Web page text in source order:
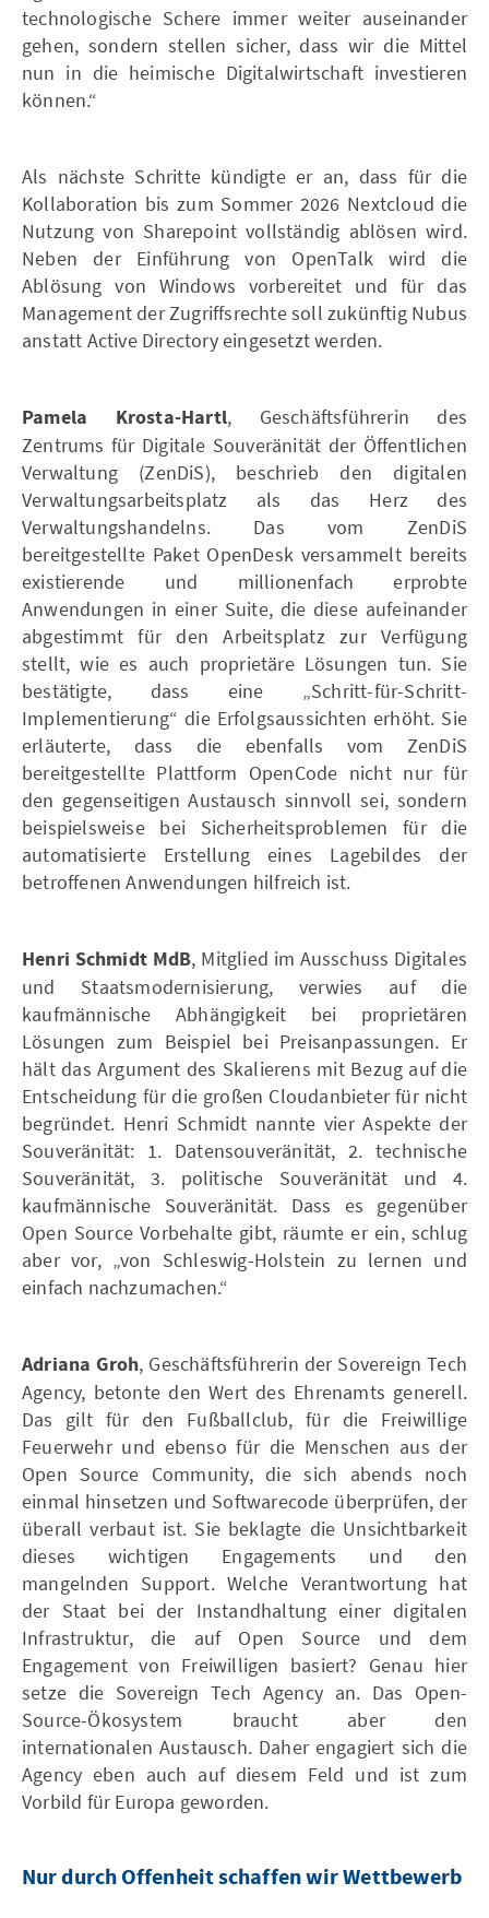
technologische Schere immer weiter auseinander
gehen, sondern stellen sicher, dass wir die Mittel
nun in die heimische Digitalwirtschaft investieren
können.“
Als nächste Schritte kündigte er an, dass für die
Kollaboration bis zum Sommer 2026 Nextcloud die
Nutzung von Sharepoint vollständig ablösen wird.
Neben der Einführung von OpenTalk wird die
Ablösung von Windows vorbereitet und für das
Management der Zugriffsrechte soll zukünftig Nubus
anstatt Active Directory eingesetzt werden.
Pamela Krosta-Hartl, Geschäftsführerin des
Zentrums für Digitale Souveränität der Öffentlichen
Verwaltung (ZenDiS), beschrieb den digitalen
Verwaltungsarbeitsplatz als das Herz des
Verwaltungshandelns. Das vom ZenDiS
bereitgestellte Paket OpenDesk versammelt bereits
existierende und millionenfach erprobte
Anwendungen in einer Suite, die diese aufeinander
abgestimmt für den Arbeitsplatz zur Verfügung
stellt, wie es auch proprietäre Lösungen tun. Sie
bestätigte, dass eine „Schritt-für-Schritt-
Implementierung“ die Erfolgsaussichten erhöht. Sie
erläuterte, dass die ebenfalls vom ZenDiS
bereitgestellte Plattform OpenCode nicht nur für
den gegenseitigen Austausch sinnvoll sei, sondern
beispielsweise bei Sicherheitsproblemen für die
automatisierte Erstellung eines Lagebildes der
betroffenen Anwendungen hilfreich ist.
Henri Schmidt MdB, Mitglied im Ausschuss Digitales
und Staatsmodernisierung, verwies auf die
kaufmännische Abhängigkeit bei proprietären
Lösungen zum Beispiel bei Preisanpassungen. Er
hält das Argument des Skalierens mit Bezug auf die
Entscheidung für die großen Cloudanbieter für nicht
begründet. Henri Schmidt nannte vier Aspekte der
Souveränität: 1. Datensouveränität, 2. technische
Souveränität, 3. politische Souveränität und 4.
kaufmännische Souveränität. Dass es gegenüber
Open Source Vorbehalte gibt, räumte er ein, schlug
aber vor, „von Schleswig-Holstein zu lernen und
einfach nachzumachen.“
Adriana Groh, Geschäftsführerin der Sovereign Tech
Agency, betonte den Wert des Ehrenamts generell.
Das gilt für den Fußballclub, für die Freiwillige
Feuerwehr und ebenso für die Menschen aus der
Open Source Community, die sich abends noch
einmal hinsetzen und Softwarecode überprüfen, der
überall verbaut ist. Sie beklagte die Unsichtbarkeit
dieses wichtigen Engagements und den
mangelnden Support. Welche Verantwortung hat
der Staat bei der Instandhaltung einer digitalen
Infrastruktur, die auf Open Source und dem
Engagement von Freiwilligen basiert? Genau hier
setze die Sovereign Tech Agency an. Das Open-
Source-Ökosystem braucht aber den
internationalen Austausch. Daher engagiert sich die
Agency eben auch auf diesem Feld und ist zum
Vorbild für Europa geworden.
Nur durch Offenheit schaffen wir Wettbewerb